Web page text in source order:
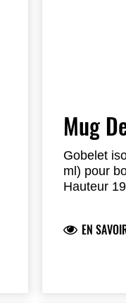
Mug
Gobelet
ml) pour
Hauteur
EN